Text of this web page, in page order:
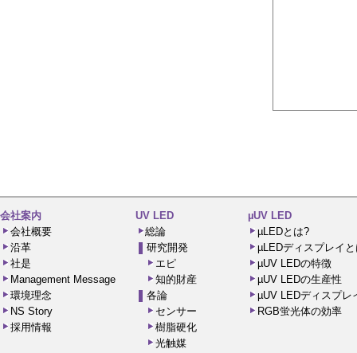
会社案内
会社概要
沿革
社是
Management Message
環境理念
NS Story
採用情報
UV LED
総論
研究開発
エピ
知的財産
各論
センサー
樹脂硬化
光触媒
µUV LED
µLEDとは?
µLEDディスプレイ
µUV LEDの特徴
µUV LEDの生産性
µUV LEDディスプレ
RGB蛍光体の効率